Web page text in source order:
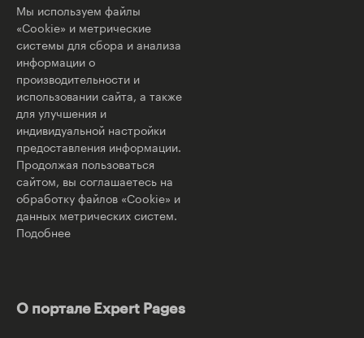
Мы используем файлы
«Cookie» и метрические
системы для сбора и анализа
информации о
производительности и
использовании сайта, а также
для улучшения и
индивидуальной настройки
предоставления информации.
Продолжая пользоваться
сайтом, вы соглашаетесь на
обработку файлов «Cookie» и
данных метрических систем.
Подобнее
О портале Expert Pages